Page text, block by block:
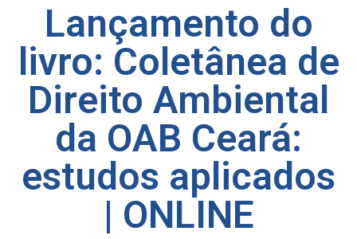
Lançamento do
livro: Coletânea de
Direito Ambiental
da OAB Ceará:
estudos aplicados
| ONLINE